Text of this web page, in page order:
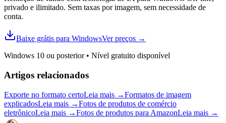
privado e ilimitado. Sem taxas por imagem, sem necessidade de
conta.
Baixe grátis para WindowsVer preços →
Windows 10 ou posterior• Nível gratuito disponível
Artigos relacionados
Exporte no formato certoLeia mais →Formatos de imagem
explicadosLeia mais →Fotos de produtos de comércio
eletrônicoLeia mais →Fotos de produtos para AmazonLeia mais →